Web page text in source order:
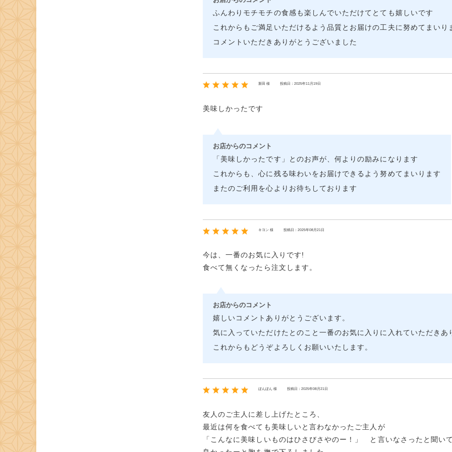
ふんわりモチモチの食感も楽しんでいただけてとても嬉しいです
これからもご満足いただけるよう品質とお届けの工夫に努めてまいり
コメントいただきありがとうございました
新田 様 投稿日：2025年11月19日
美味しかったです
お店からのコメント
「美味しかったです」とのお声が、何よりの励みになります
これからも、心に残る味わいをお届けできるよう努めてまいります
またのご利用を心よりお待ちしております
キヨン 様 投稿日：2025年08月21日
今は、一番のお気に入りです!
食べて無くなったら注文します。
お店からのコメント
嬉しいコメントありがとうございます。
気に入っていただけたとのこと一番のお気に入りに入れていただきあ
これからもどうぞよろしくお願いいたします。
ぽんぽん 様 投稿日：2025年08月21日
友人のご主人に差し上げたところ、
最近は何を食べても美味しいと言わなかったご主人が
「こんなに美味しいものはひさびさやのー！」 と言いなさったと聞い